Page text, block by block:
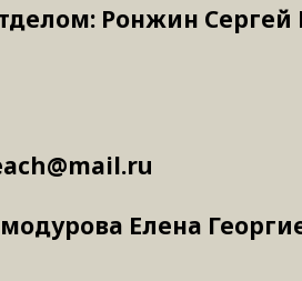
Ронжин Сергей
Елена